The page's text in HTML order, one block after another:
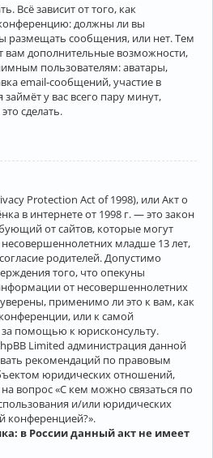
Всё зависит от того, как
должны ли вы
размещать сообщения, или нет. Тем
вам дополнительные возможности,
пользователям: аватары,
email-сообщений, участие в
займёт у вас всего пару минут,
сделать.
Protection Act of 1998), или Акт о
в интернете от 1998 г. — это закон
от сайтов, которые могут
младше 13 лет,
родителей. Допустимо
того, что опекуны
от несовершеннолетних
применимо ли это к вам, как
или к самой
помощью к юрисконсульту.
Limited администрация данной
рекомендаций по правовым
юридических отношений,
вопрос «С кем можно связаться по
и/или юридических
конференцией?».
в России данный акт не имеет